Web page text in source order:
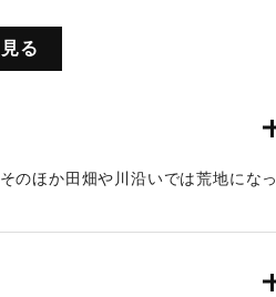
る
のほか田畑や川沿いでは荒地になっ